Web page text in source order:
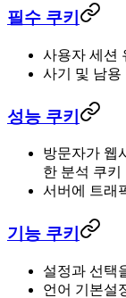
필수 쿠키
사용자 세션
사기 및 남용
성능 쿠키
방문자가 웹
한 분석 쿠키
서버에 트래
기능 쿠키
설정과 선택
언어 기본설